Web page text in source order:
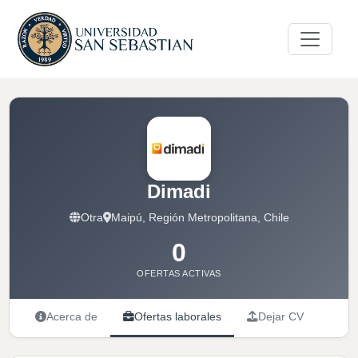
Dimadi
Otra Maipú, Región Metropolitana, Chile
0
OFERTAS ACTIVAS
Acerca de Ofertas laborales Dejar CV